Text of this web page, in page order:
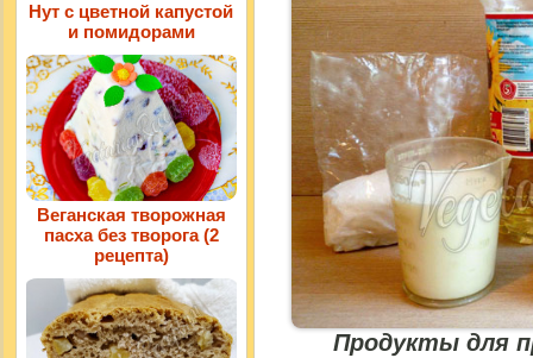
Продукты для
Нут с цветной капустой
и помидорами
Веганская творожная
пасха без творога (2
рецепта)